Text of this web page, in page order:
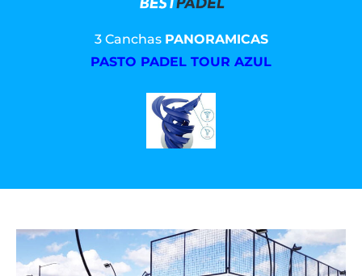
3 Canchas PANORAMICAS
PASTO PADEL TOUR AZUL